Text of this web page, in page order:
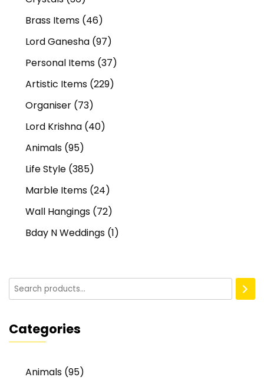
Brass Items (46)
Lord Ganesha (97)
Personal Items (37)
Artistic Items (229)
Organiser (73)
Lord Krishna (40)
Animals (95)
Life Style (385)
Marble Items (24)
Wall Hangings (72)
Bday N Weddings (1)
Categories
Animals (95)